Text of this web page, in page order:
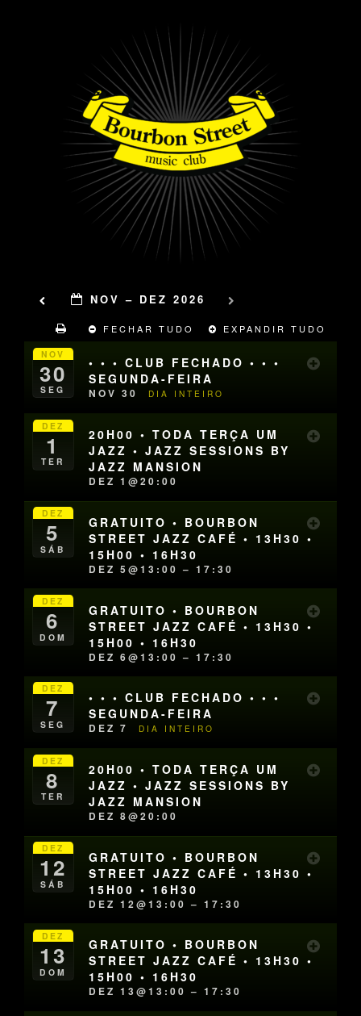
NOV – DEZ 2026
FECHAR TUDO EXPANDIR TUDO
NOV
30
SEG
• • • CLUB FECHADO • • •
SEGUNDA-FEIRA
NOV 30 DIA INTEIRO
DEZ
1
TER
20H00 • TODA TERÇA UM
JAZZ • JAZZ SESSIONS BY
JAZZ MANSION
DEZ 1@20:00
DEZ
5
SÁB
GRATUITO • BOURBON
STREET JAZZ CAFÉ • 13H30 •
15H00 • 16H30
DEZ 5@13:00 – 17:30
DEZ
6
DOM
GRATUITO • BOURBON
STREET JAZZ CAFÉ • 13H30 •
15H00 • 16H30
DEZ 6@13:00 – 17:30
DEZ
7
SEG
• • • CLUB FECHADO • • •
SEGUNDA-FEIRA
DEZ 7 DIA INTEIRO
DEZ
8
TER
20H00 • TODA TERÇA UM
JAZZ • JAZZ SESSIONS BY
JAZZ MANSION
DEZ 8@20:00
DEZ
12
SÁB
GRATUITO • BOURBON
STREET JAZZ CAFÉ • 13H30 •
15H00 • 16H30
DEZ 12@13:00 – 17:30
DEZ
13
DOM
GRATUITO • BOURBON
STREET JAZZ CAFÉ • 13H30 •
15H00 • 16H30
DEZ 13@13:00 – 17:30